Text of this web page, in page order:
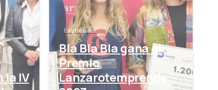
la IV
Emprender
Bla Bla Bla gana el
Premio
Lanzarotemprende